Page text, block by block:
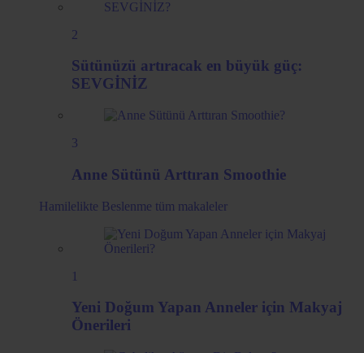
2
Sütünüzü artıracak en büyük güç:
SEVGİNİZ
3
Anne Sütünü Arttıran Smoothie
Hamilelikte Beslenme tüm makaleler
1
Yeni Doğum Yapan Anneler için Makyaj
Önerileri